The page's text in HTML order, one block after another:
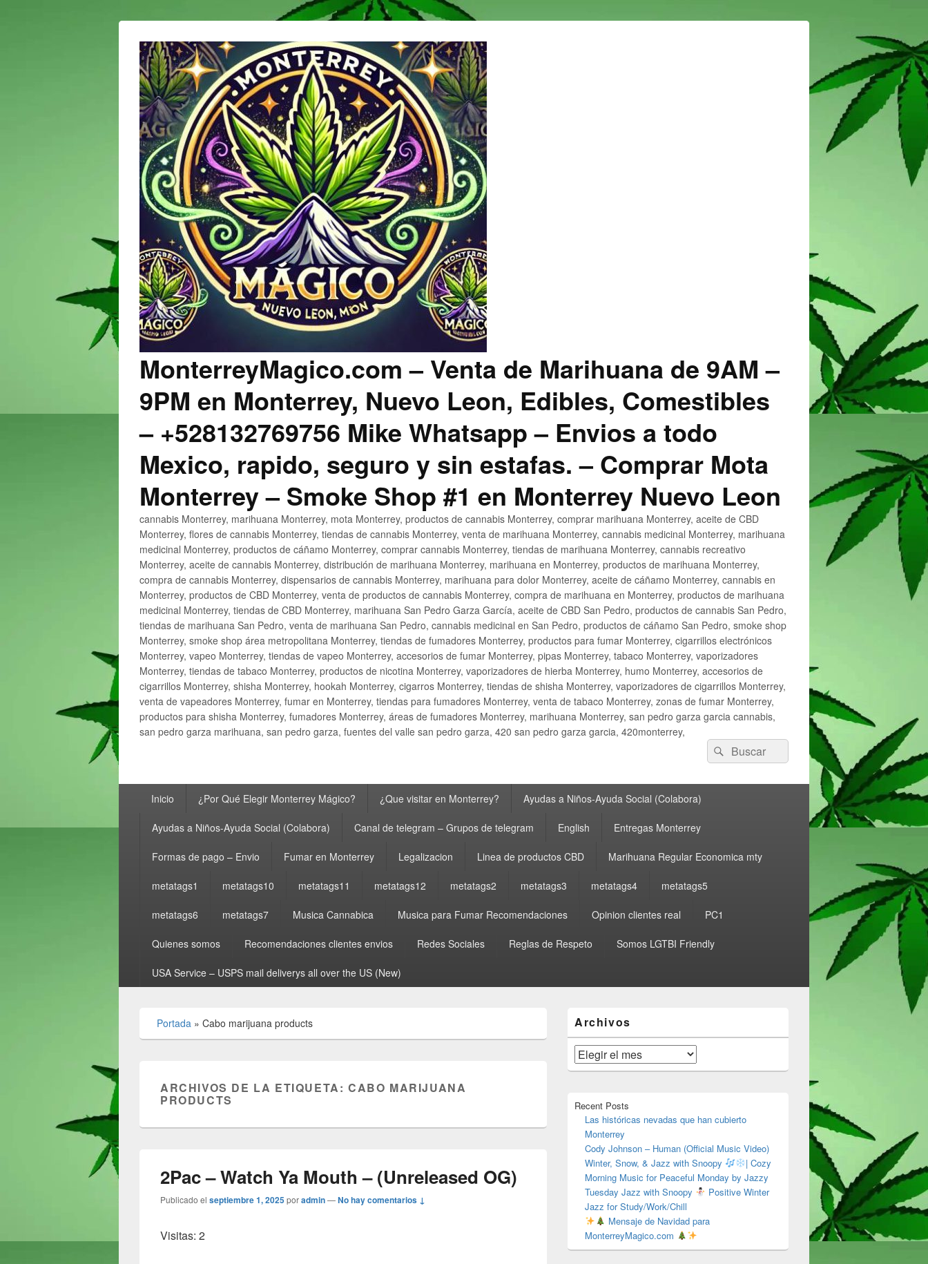
MonterreyMagico.com – Venta de Marihuana de 9AM –
9PM en Monterrey, Nuevo Leon, Edibles, Comestibles
– +528132769756 Mike Whatsapp – Envios a todo
Mexico, rapido, seguro y sin estafas. – Comprar Mota
Monterrey – Smoke Shop #1 en Monterrey Nuevo Leon
cannabis Monterrey, marihuana Monterrey, mota Monterrey, productos de cannabis Monterrey, comprar marihuana Monterrey, aceite de CBD
Monterrey, flores de cannabis Monterrey, tiendas de cannabis Monterrey, venta de marihuana Monterrey, cannabis medicinal Monterrey, marihuana
medicinal Monterrey, productos de cáñamo Monterrey, comprar cannabis Monterrey, tiendas de marihuana Monterrey, cannabis recreativo
Monterrey, aceite de cannabis Monterrey, distribución de marihuana Monterrey, marihuana en Monterrey, productos de marihuana Monterrey,
compra de cannabis Monterrey, dispensarios de cannabis Monterrey, marihuana para dolor Monterrey, aceite de cáñamo Monterrey, cannabis en
Monterrey, productos de CBD Monterrey, venta de productos de cannabis Monterrey, compra de marihuana en Monterrey, productos de marihuana
medicinal Monterrey, tiendas de CBD Monterrey, marihuana San Pedro Garza García, aceite de CBD San Pedro, productos de cannabis San Pedro,
tiendas de marihuana San Pedro, venta de marihuana San Pedro, cannabis medicinal en San Pedro, productos de cáñamo San Pedro, smoke shop
Monterrey, smoke shop área metropolitana Monterrey, tiendas de fumadores Monterrey, productos para fumar Monterrey, cigarrillos electrónicos
Monterrey, vapeo Monterrey, tiendas de vapeo Monterrey, accesorios de fumar Monterrey, pipas Monterrey, tabaco Monterrey, vaporizadores
Monterrey, tiendas de tabaco Monterrey, productos de nicotina Monterrey, vaporizadores de hierba Monterrey, humo Monterrey, accesorios de
cigarrillos Monterrey, shisha Monterrey, hookah Monterrey, cigarros Monterrey, tiendas de shisha Monterrey, vaporizadores de cigarrillos Monterrey,
venta de vapeadores Monterrey, fumar en Monterrey, tiendas para fumadores Monterrey, venta de tabaco Monterrey, zonas de fumar Monterrey,
productos para shisha Monterrey, fumadores Monterrey, áreas de fumadores Monterrey, marihuana Monterrey, san pedro garza garcia cannabis,
san pedro garza marihuana, san pedro garza, fuentes del valle san pedro garza, 420 san pedro garza garcia, 420monterrey,
Buscar
por:
Buscar
principalInicio ¿Por Qué Elegir Monterrey Mágico? ¿Que visitar en Monterrey? Ayudas a Niños-Ayuda Social (Colabora)
Ayudas a Niños-Ayuda Social (Colabora) Canal de telegram – Grupos de telegram English Entregas Monterrey
Formas de pago – Envio Fumar en Monterrey Legalizacion Linea de productos CBD Marihuana Regular Economica mty
metatags1 metatags10 metatags11 metatags12 metatags2 metatags3 metatags4 metatags5
metatags6 metatags7 Musica Cannabica Musica para Fumar Recomendaciones Opinion clientes real PC1
Quienes somos Recomendaciones clientes envios Redes Sociales Reglas de Respeto Somos LGTBI Friendly
USA Service – USPS mail deliverys all over the US (New)
Portada » Cabo marijuana products
ARCHIVOS DE LA ETIQUETA:CABO MARIJUANA
PRODUCTS
2Pac – Watch Ya Mouth – (Unreleased OG)
Publicado el septiembre 1, 2025poradmin—No hay comentarios ↓
Visitas: 2
área
de
widget
barra
lateral
Archivos
Archivos
Recent Posts
Las históricas nevadas que han cubierto
Monterrey
Cody Johnson – Human (Official Music Video)
Winter, Snow, & Jazz with Snoopy
| Cozy
Morning Music for Peaceful Monday by Jazzy
Tuesday Jazz with Snoopy
Positive Winter
Jazz for Study/Work/Chill
Mensaje de Navidad para
MonterreyMagico.com